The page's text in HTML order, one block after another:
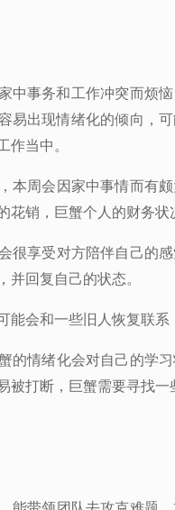
中事务和工作冲突而烦
易出现情绪化的倾向，
作当中。
本周会因家中事情而有
花销，巨蟹个人的财务状
很享受对方陪伴自己的
并回复自己的状态。
能会和一些旧人恢复联
蟹的情绪化会对自己的学
被打断，巨蟹需要寻找